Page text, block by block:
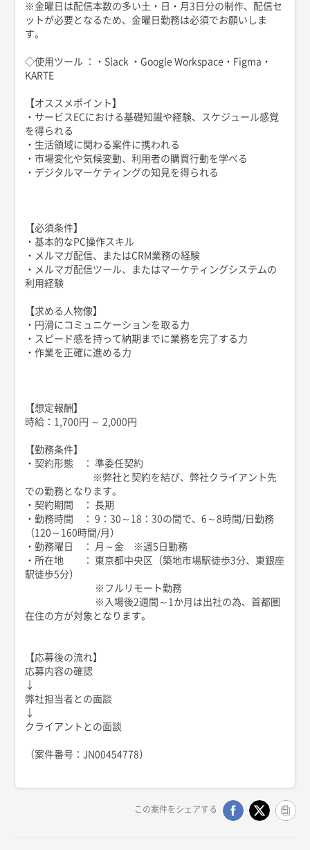
※金曜日は配信本数の多い土・日・月3日分の制作、配信セ
ットが必要となるため、金曜日勤務は必須でお願いしま
す。
◇使用ツール ：・Slack ・Google Workspace・Figma・
KARTE
【オススメポイント】
・サービスECにおける基礎知識や経験、スケジュール感覚
を得られる
・生活領域に関わる案件に携われる
・市場変化や気候変動、利用者の購買行動を学べる
・デジタルマーケティングの知見を得られる
【必須条件】
・基本的なPC操作スキル
・メルマガ配信、またはCRM業務の経験
・メルマガ配信ツール、またはマーケティングシステムの
利用経験
【求める人物像】
・円滑にコミュニケーションを取る力
・スピード感を持って納期までに業務を完了する力
・作業を正確に進める力
【想定報酬】
時給：1,700円 ～ 2,000円
【勤務条件】
・契約形態 ： 準委任契約
※弊社と契約を結び、弊社クライアント先
での勤務となります。
・契約期間 ： 長期
・勤務時間 ： 9：30～18：30の間で、6～8時間/日勤務
（120～160時間/月）
・勤務曜日 ： 月～金 ※週5日勤務
・所在地 ： 東京都中央区（築地市場駅徒歩3分、東銀座
駅徒歩5分）
※フルリモート勤務
※入場後2週間～1か月は出社の為、首都圏
在住の方が対象となります。
【応募後の流れ】
応募内容の確認
↓
弊社担当者との面談
↓
クライアントとの面談
（案件番号：JN00454778）
この案件をシェアする